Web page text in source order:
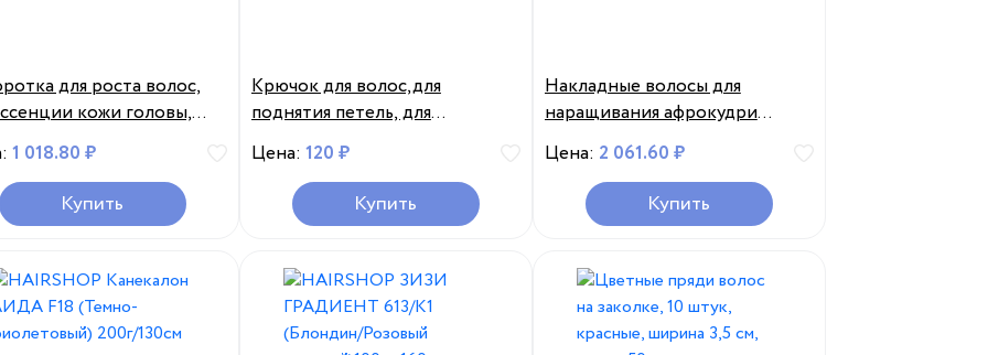
для роста волос,
кожи головы,
восстановления
волос
1 018.80 ₽
Купить
Крючок для волос,для
поднятия петель, для
афроплетения
Цена: 120 ₽
Купить
Накладные волосы для
наращивания афрокудри
пряди Ariel 75 см
Цена: 2 061.60 ₽
Купить